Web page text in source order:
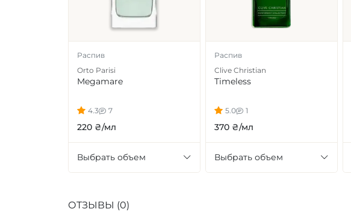
Распив
Orto Parisi
Megamare
4.3 7
220 ₴/мл
Выбрать объем
Распив
Clive Christian
Timeless
5.0 1
370 ₴/мл
Выбрать объем
ОТЗЫВЫ (0)